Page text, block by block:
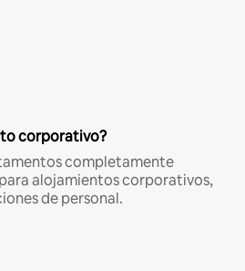
corporativo?
completamente
alojamientos corporativos,
de personal.